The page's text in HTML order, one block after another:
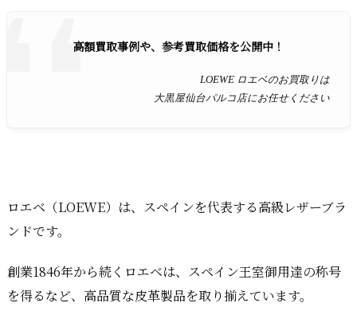
高額買取事例や、参考買取価格を公開中！
LOEWE ロエベのお買取りは
大黒屋仙台パルコ店にお任せください
ロエベ（LOEWE）は、スペインを代表する高級レザーブラ
ンドです。
創業1846年から続くロエベは、スペイン王室御用達の称号
を得るなど、高品質な皮革製品を取り揃えています。